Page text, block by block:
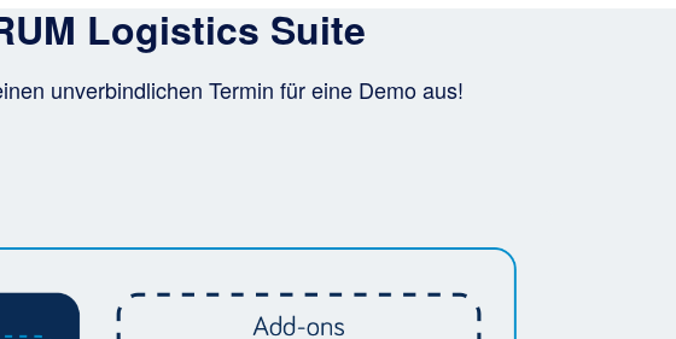
Logistics Suite
unverbindlichen Termin für eine Demo aus!